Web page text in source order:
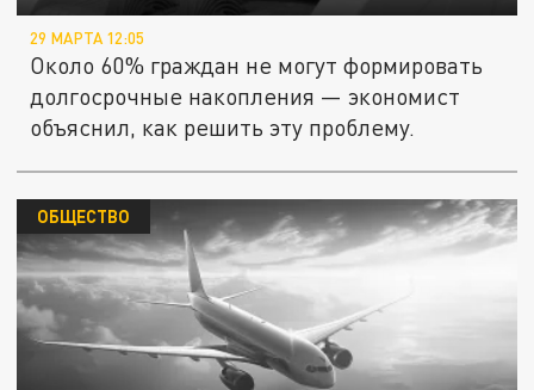
29 МАРТА 12:05
Около 60% граждан не могут формировать
долгосрочные накопления — экономист
объяснил, как решить эту проблему.
ОБЩЕСТВО